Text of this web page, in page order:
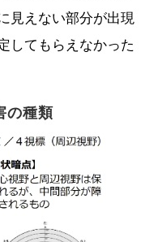
見えない部分が出現
してもらえなかった
の種類